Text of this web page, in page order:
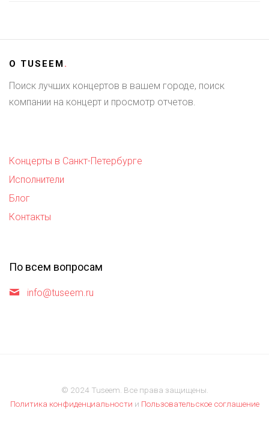
О TUSEEM.
Поиск лучших концертов в вашем городе, поиск
компании на концерт и просмотр отчетов.
Концерты в Санкт-Петербурге
Исполнители
Блог
Контакты
По всем вопросам
info@tuseem.ru
© 2024 Tuseem. Все права защищены.
Политика конфиденциальности и Пользовательское соглашение